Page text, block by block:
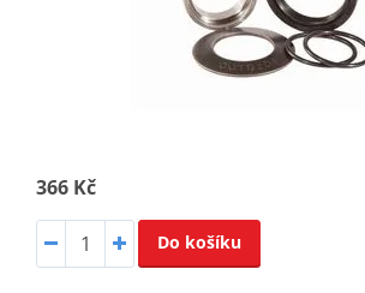
366 Kč
Do košíku